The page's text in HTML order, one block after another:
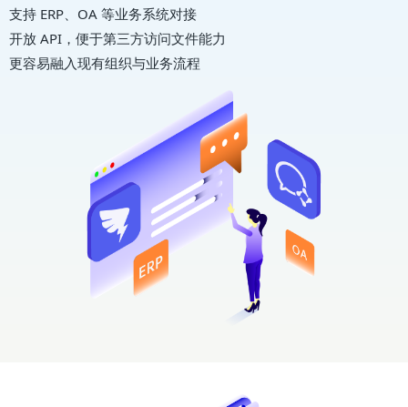
支持 ERP、OA 等业务系统对接
开放 API，便于第三方访问文件能力
更容易融入现有组织与业务流程